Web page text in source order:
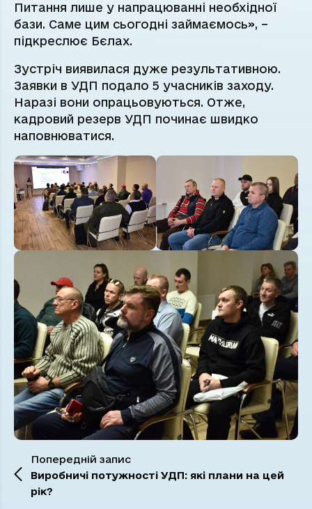
Питання лише у напрацюванні необхідної
бази. Саме цим сьогодні займаємось», –
підкреслює Бєлах.
Зустріч виявилася дуже результативною.
Заявки в УДП подало 5 учасників заходу.
Наразі вони опрацьовуються. Отже,
кадровий резерв УДП починає швидко
наповнюватися.
Попередній запис
Виробничі потужності УДП: які плани на цей
рік?